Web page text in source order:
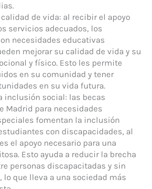
de vida: al recibir el apoyo
servicios adecuados, los
necesidades educativas
mejorar su calidad de vida y su
y físico. Esto les permite
en su comunidad y tener
en su vida futura.
inclusión social: las becas
Madrid para necesidades
fomentan la inclusión
con discapacidades, al
el apoyo necesario para una
Esto ayuda a reducir la brecha
personas discapacitadas y sin
lo que lleva a una sociedad más